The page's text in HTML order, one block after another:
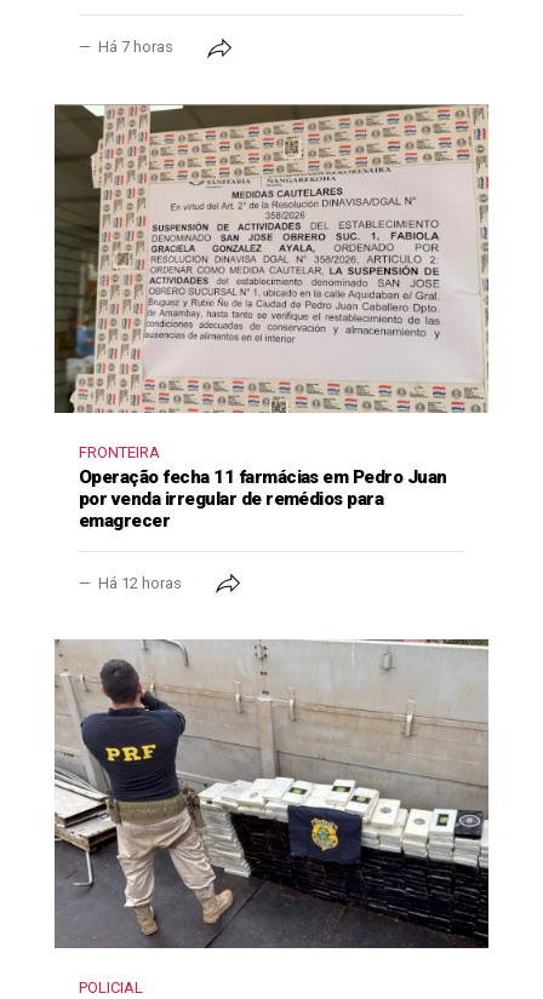
Há 7 horas
FRONTEIRA
Operação fecha 11 farmácias em Pedro Juan
por venda irregular de remédios para
emagrecer
Há 12 horas
POLICIAL